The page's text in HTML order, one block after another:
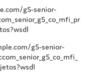
g5-senior-
g5-senior-